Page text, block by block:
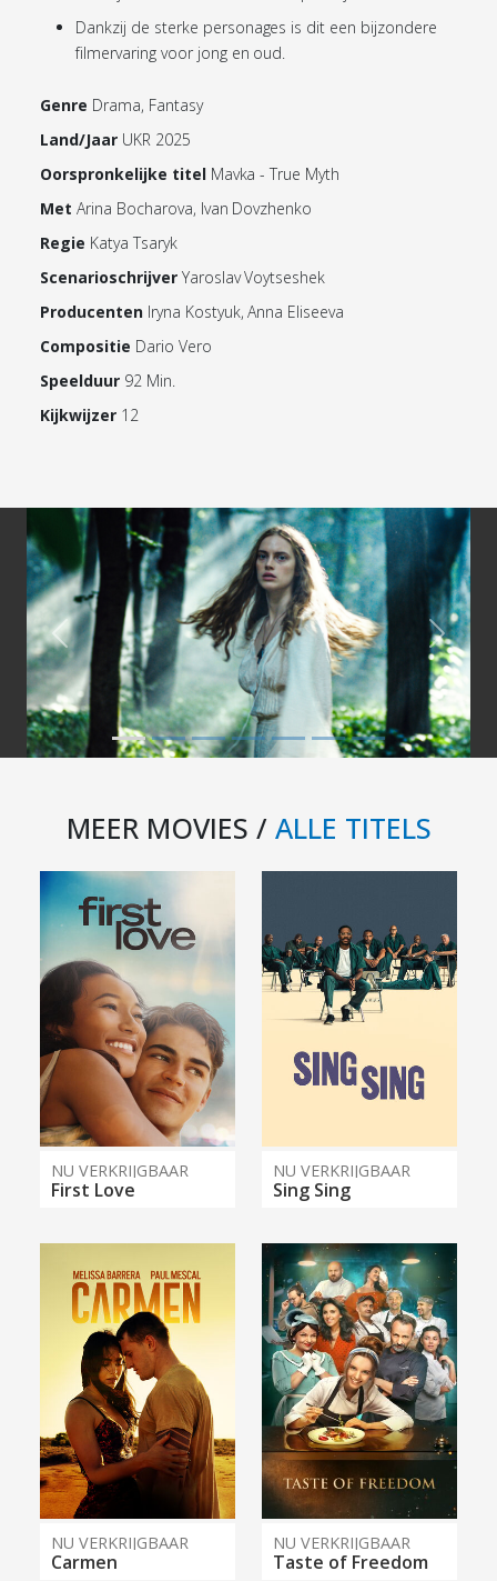
Dankzij de sterke personages is dit een bijzondere
filmervaring voor jong en oud.
Genre Drama, Fantasy
Land/Jaar UKR 2025
Oorspronkelijke titel Mavka - True Myth
Met Arina Bocharova, Ivan Dovzhenko
Regie Katya Tsaryk
Scenarioschrijver Yaroslav Voytseshek
Producenten Iryna Kostyuk, Anna Eliseeva
Compositie Dario Vero
Speelduur 92 Min.
Kijkwijzer 12
Previous Next
MEER MOVIES / ALLE TITELS
NU VERKRIJGBAAR
First Love
NU VERKRIJGBAAR
Sing Sing
NU VERKRIJGBAAR
Carmen
NU VERKRIJGBAAR
Taste of Freedom